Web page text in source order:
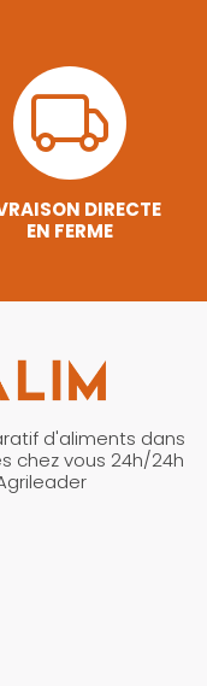
DIRECTE
EN FERME
d'aliments dans
chez vous 24h/24h